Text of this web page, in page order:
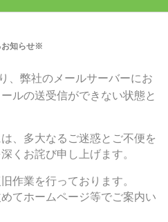
お知らせ※
、弊社のメールサーバーにお
ルの送受信ができない状態と
、多大なるご迷惑とご不便を
くお詫び申し上げます。
作業を行っております。
てホームページ等でご案内い